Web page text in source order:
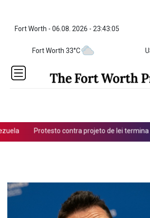
Fort Worth - 06.08. 2026 - 23:43:05
Fort Worth 33°C
Protesto contra projeto de lei termina em